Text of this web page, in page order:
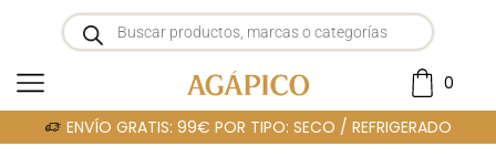
0
ENVÍO GRATIS: 99€ POR TIPO: SECO / REFRIGERADO
Portada»VIRGEN DEL GALIR